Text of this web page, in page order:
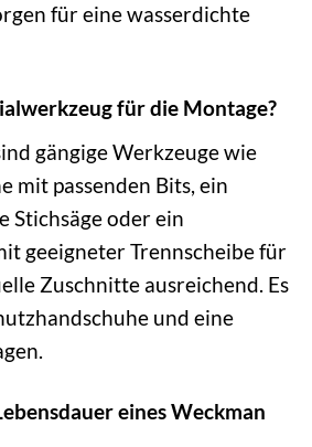
für eine wasserdichte
für die Montage?
gängige Werkzeuge wie
mit passenden Bits, ein
Stichsäge oder ein
geeigneter Trennscheibe für
Zuschnitte ausreichend. Es
und eine
eines Weckman